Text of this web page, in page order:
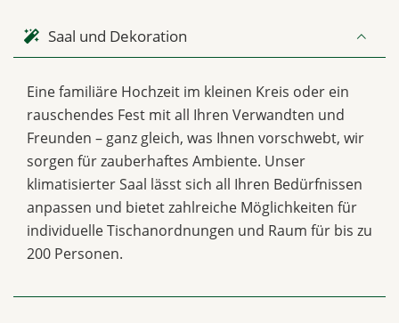
Saal und Dekoration
Eine familiäre Hochzeit im kleinen Kreis oder ein
rauschendes Fest mit all Ihren Verwandten und
Freunden – ganz gleich, was Ihnen vorschwebt, wir
sorgen für zauberhaftes Ambiente. Unser
klimatisierter Saal lässt sich all Ihren Bedürfnissen
anpassen und bietet zahlreiche Möglichkeiten für
individuelle Tischanordnungen und Raum für bis zu
200 Personen.